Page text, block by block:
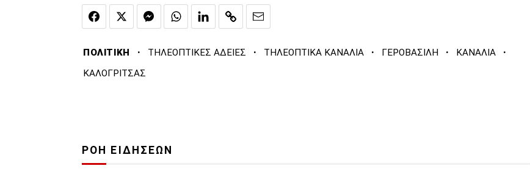
ΠΟΛΙΤΙΚΗ · ΤΗΛΕΟΠΤΙΚΕΣ ΑΔΕΙΕΣ · ΤΗΛΕΟΠΤΙΚΑ ΚΑΝΑΛΙΑ · ΓΕΡΟΒΑΣΙΛΗ · ΚΑΝΑΛΙΑ ·
ΚΑΛΟΓΡΙΤΣΑΣ
ΡΟΗ ΕΙΔΗΣΕΩΝ